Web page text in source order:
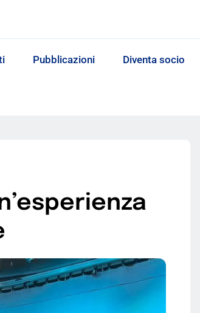
Pubblicazioni Diventa socio